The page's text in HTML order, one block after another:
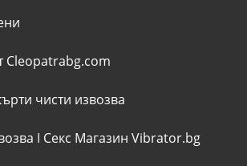
Cleopatrabg.com
чисти извозва
I Секс Магазин Vibrator.bg